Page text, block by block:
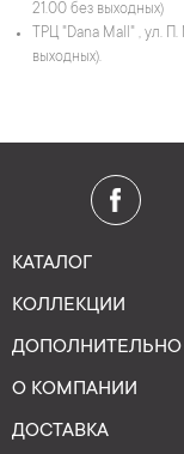
21.00 без выходных)
ТРЦ "Dana Mall" , ул.
выходных).
КАТАЛОГ
КОЛЛЕКЦИИ
ДОПОЛНИТЕЛЬНО
О КОМПАНИИ
ДОСТАВКА